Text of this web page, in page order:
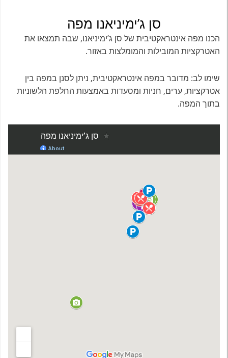
סן ג’ימיניאנו מפה
הכנו מפה אינטראקטיבית של סן ג’ימיניאנו, שבה תמצאו את
האטרקציות המובילות והמומלצות באזור.
שימו לב: מדובר במפה אינטראקטיבית, ניתן לסנן במפה בין
אטרקציות, ערים, חניות ומסעדות באמצעות החלפת הלשוניות
בתוך המפה.